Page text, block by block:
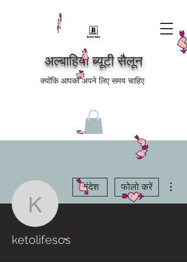
अल्बाहिया ब्यूटी सैलून
क्योंकि आपको अपने लिए समय चाहिए
ketolifesos
संदेश फोलो करें
ketolifesos